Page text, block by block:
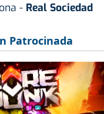
- Real Sociedad